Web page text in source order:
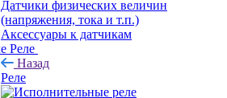
Датчики физических величин
(напряжения, тока и т.п.)
Аксессуары к датчикам
Реле
Назад
Реле